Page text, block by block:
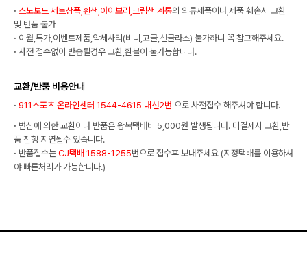
· 스노보드 세트상품,흰색,아이보리,크림색 계통의 의류제품이나,제품 훼손시 교환
및 반품 불가
· 이월,특가,이벤트제품,악세사리(비니,고글,선글라스) 불가하니 꼭 참고해주세요.
· 사전 접수없이 반송될경우 교환,환불이 불가능합니다.
교환/반품 비용안내
· 911스포츠 온라인센터 1544-4615 내선2번 으로 사전접수 해주셔야 합니다.
· 변심에 의한 교환이나 반품은 왕복택배비 5,000원 발생됩니다. 미결제시 교환,반
품 진행 지연될수 있습니다.
· 반품접수는 CJ택배 1588-1255번으로 접수후 보내주세요 (지정택배를 이용하셔
야 빠른처리가 가능합니다.)